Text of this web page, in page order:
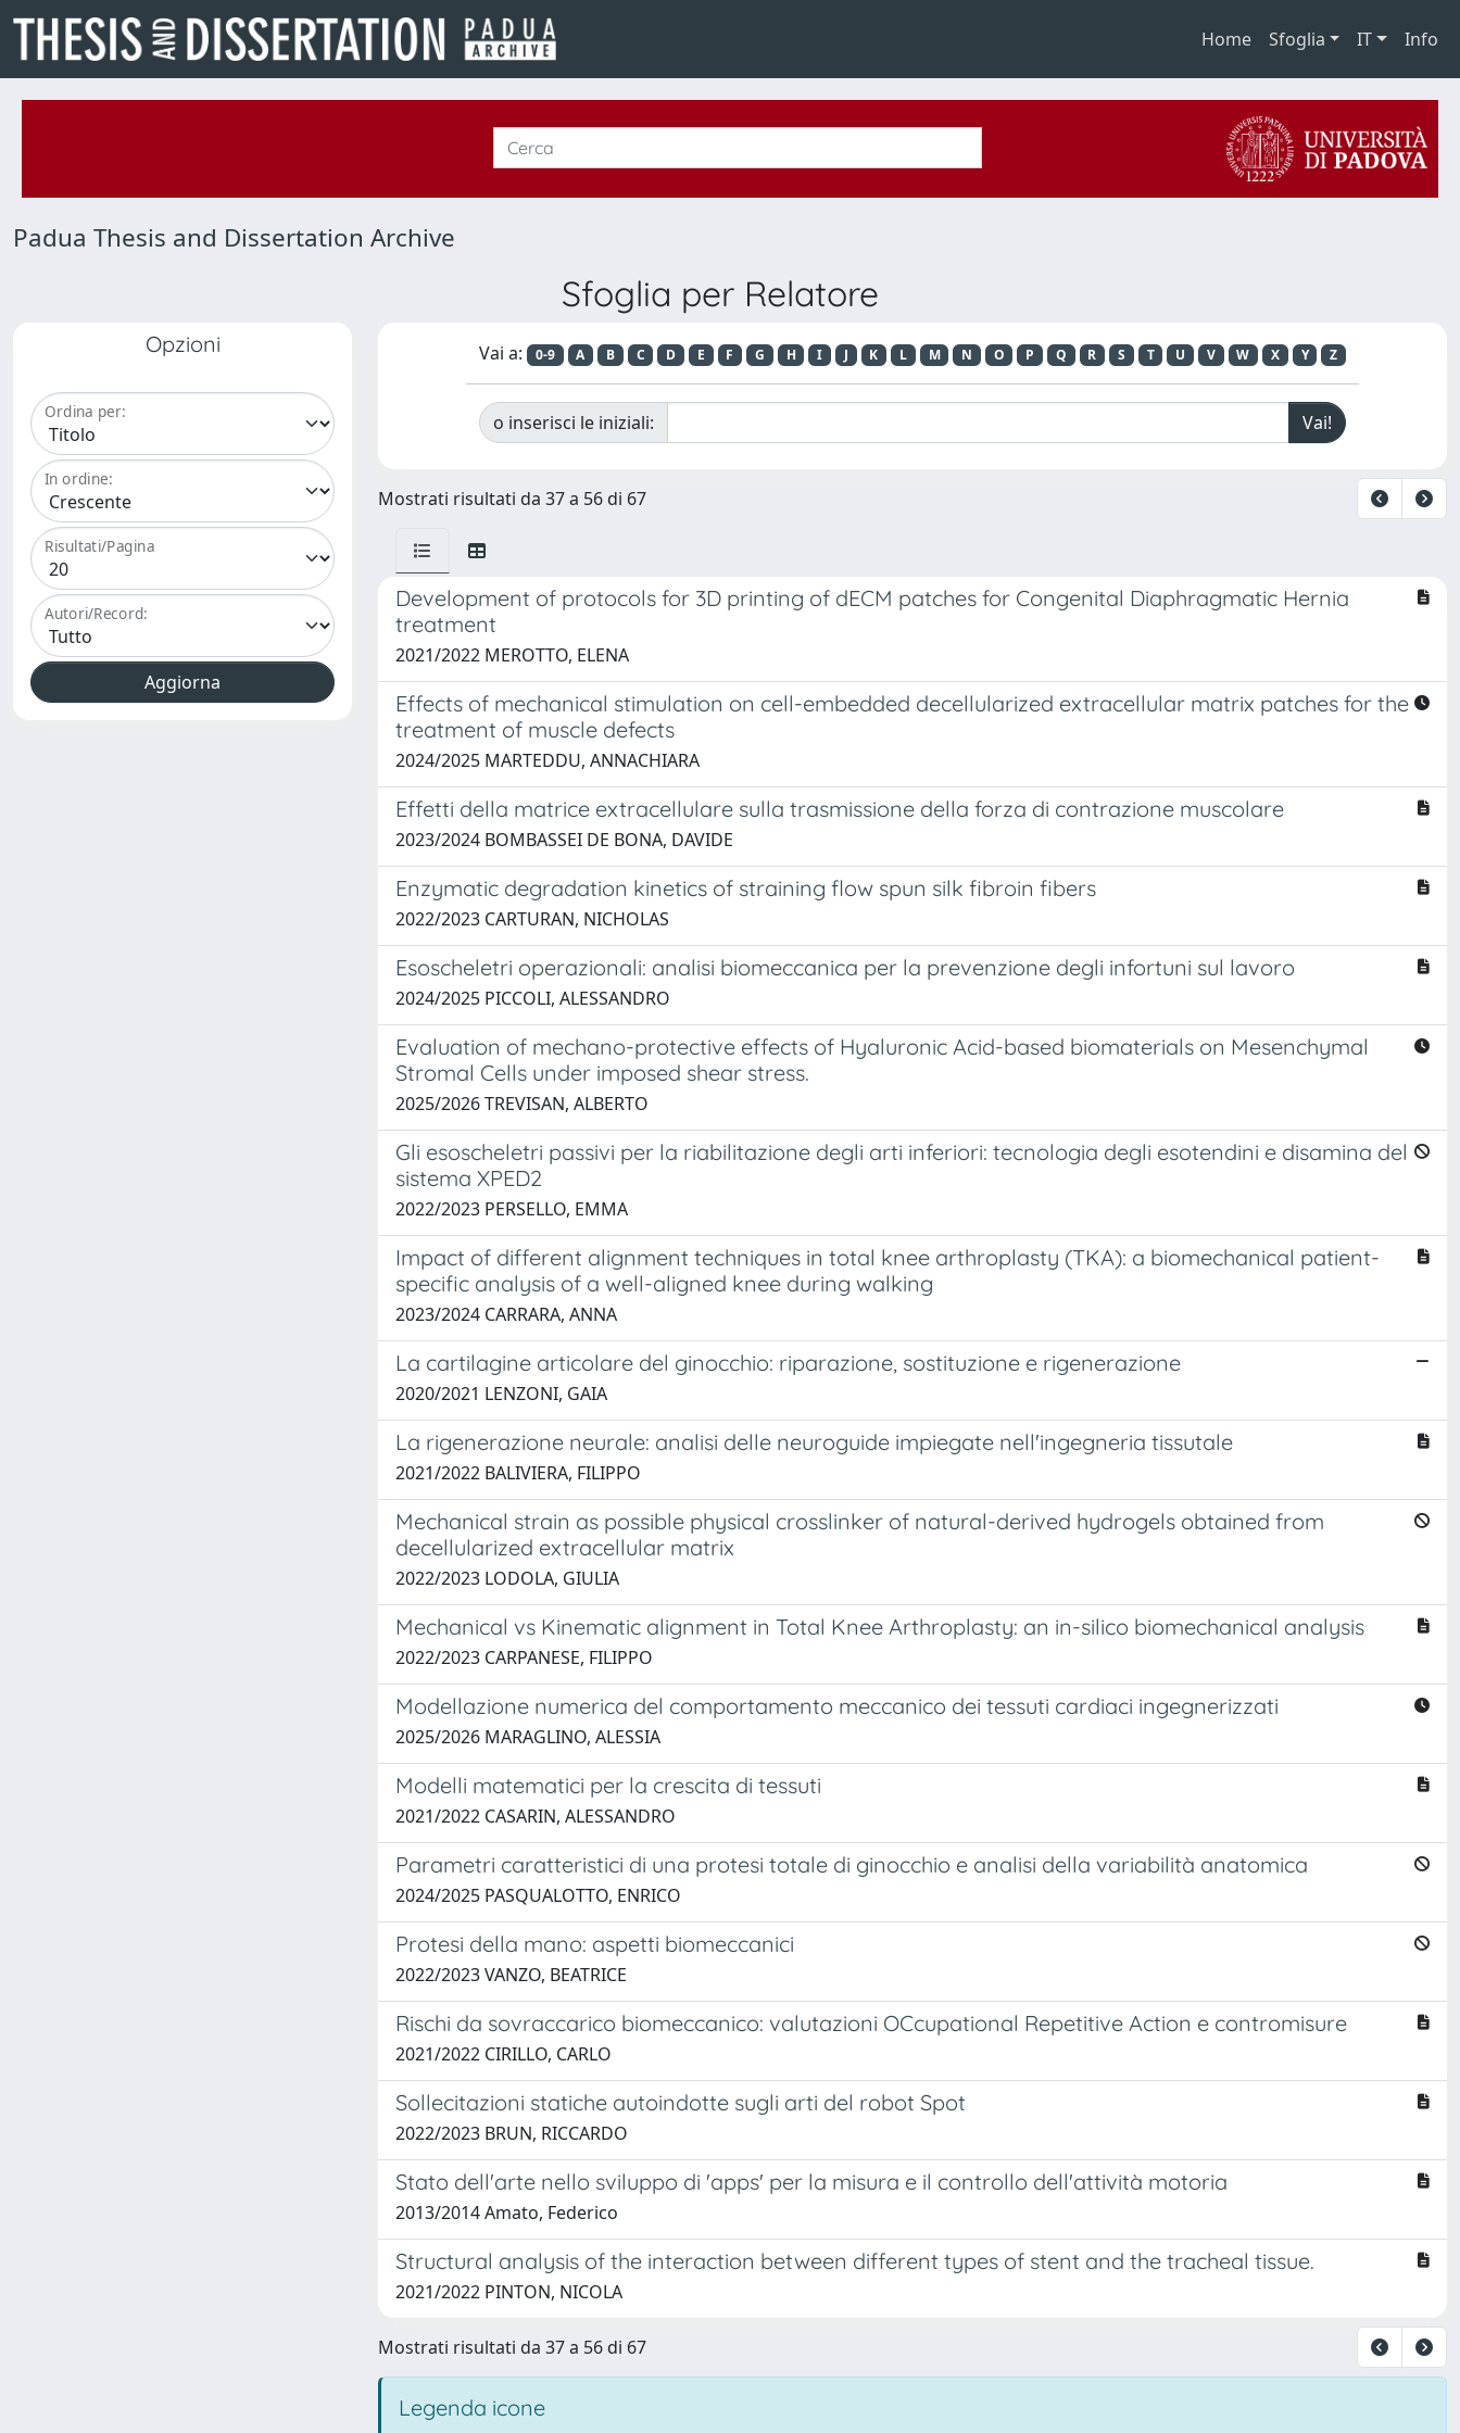
Home Sfoglia IT Info
Padua Thesis and Dissertation Archive
Sfoglia per Relatore
Opzioni
Ordina per:
In ordine:
Risultati/Pagina
Autori/Record:
Vai a: 0-9 A B C D E F G H I J K L M N O P Q R S T U V W X Y Z
o inserisci le iniziali:
Mostrati risultati da 37 a 56 di 67
Development of protocols for 3D printing of dECM patches for Congenital Diaphragmatic Hernia
treatment
2021/2022 MEROTTO, ELENA
Effects of mechanical stimulation on cell-embedded decellularized extracellular matrix patches for the
treatment of muscle defects
2024/2025 MARTEDDU, ANNACHIARA
Effetti della matrice extracellulare sulla trasmissione della forza di contrazione muscolare
2023/2024 BOMBASSEI DE BONA, DAVIDE
Enzymatic degradation kinetics of straining flow spun silk fibroin fibers
2022/2023 CARTURAN, NICHOLAS
Esoscheletri operazionali: analisi biomeccanica per la prevenzione degli infortuni sul lavoro
2024/2025 PICCOLI, ALESSANDRO
Evaluation of mechano-protective effects of Hyaluronic Acid-based biomaterials on Mesenchymal
Stromal Cells under imposed shear stress.
2025/2026 TREVISAN, ALBERTO
Gli esoscheletri passivi per la riabilitazione degli arti inferiori: tecnologia degli esotendini e disamina del
sistema XPED2
2022/2023 PERSELLO, EMMA
Impact of different alignment techniques in total knee arthroplasty (TKA): a biomechanical patient-
specific analysis of a well-aligned knee during walking
2023/2024 CARRARA, ANNA
La cartilagine articolare del ginocchio: riparazione, sostituzione e rigenerazione
2020/2021 LENZONI, GAIA
La rigenerazione neurale: analisi delle neuroguide impiegate nell'ingegneria tissutale
2021/2022 BALIVIERA, FILIPPO
Mechanical strain as possible physical crosslinker of natural-derived hydrogels obtained from
decellularized extracellular matrix
2022/2023 LODOLA, GIULIA
Mechanical vs Kinematic alignment in Total Knee Arthroplasty: an in-silico biomechanical analysis
2022/2023 CARPANESE, FILIPPO
Modellazione numerica del comportamento meccanico dei tessuti cardiaci ingegnerizzati
2025/2026 MARAGLINO, ALESSIA
Modelli matematici per la crescita di tessuti
2021/2022 CASARIN, ALESSANDRO
Parametri caratteristici di una protesi totale di ginocchio e analisi della variabilità anatomica
2024/2025 PASQUALOTTO, ENRICO
Protesi della mano: aspetti biomeccanici
2022/2023 VANZO, BEATRICE
Rischi da sovraccarico biomeccanico: valutazioni OCcupational Repetitive Action e contromisure
2021/2022 CIRILLO, CARLO
Sollecitazioni statiche autoindotte sugli arti del robot Spot
2022/2023 BRUN, RICCARDO
Stato dell'arte nello sviluppo di 'apps' per la misura e il controllo dell'attività motoria
2013/2014 Amato, Federico
Structural analysis of the interaction between different types of stent and the tracheal tissue.
2021/2022 PINTON, NICOLA
Mostrati risultati da 37 a 56 di 67
Legenda icone